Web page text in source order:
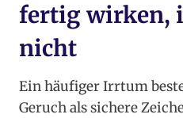
fertig wirken,
nicht
Ein häufiger Irrtum
Geruch als sichere